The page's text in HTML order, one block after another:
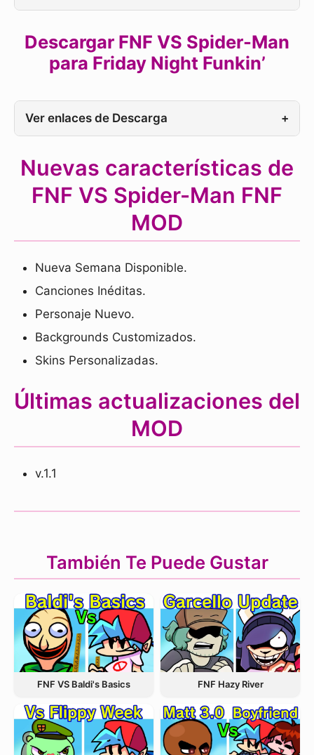
Descargar FNF VS Spider-Man
para Friday Night Funkin’
Ver enlaces de Descarga +
Nuevas características de
FNF VS Spider-Man FNF
MOD
Nueva Semana Disponible.
Canciones Inéditas.
Personaje Nuevo.
Backgrounds Customizados.
Skins Personalizadas.
Últimas actualizaciones del
MOD
v.1.1
También Te Puede Gustar
FNF VS Baldi's Basics FNF Hazy River